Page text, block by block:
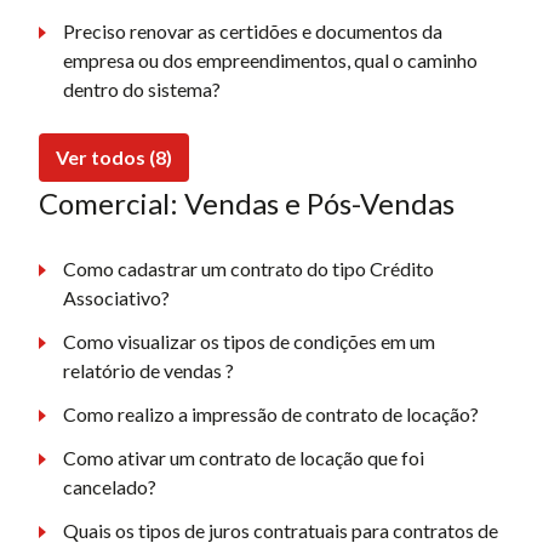
Preciso renovar as certidões e documentos da
empresa ou dos empreendimentos, qual o caminho
dentro do sistema?
Ver todos (8)
Comercial: Vendas e Pós-Vendas
Como cadastrar um contrato do tipo Crédito
Associativo?
Como visualizar os tipos de condições em um
relatório de vendas ?
Como realizo a impressão de contrato de locação?
Como ativar um contrato de locação que foi
cancelado?
Quais os tipos de juros contratuais para contratos de